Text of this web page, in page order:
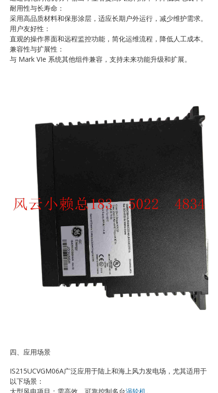
耐用性与长寿命：
采用高品质材料和保形涂层，适应长期户外运行，减少维护需求。
用户友好性：
直观的操作界面和远程监控功能，简化运维流程，降低人工成本。
兼容性与扩展性：
与 Mark VIe 系统其他组件兼容，支持未来功能升级和扩展。
四、应用场景
IS215UCVGM06A广泛应用于陆上和海上风力发电场，尤其适用于
以下场景：
大型风电项目：需高效、可靠控制多台涡轮机。